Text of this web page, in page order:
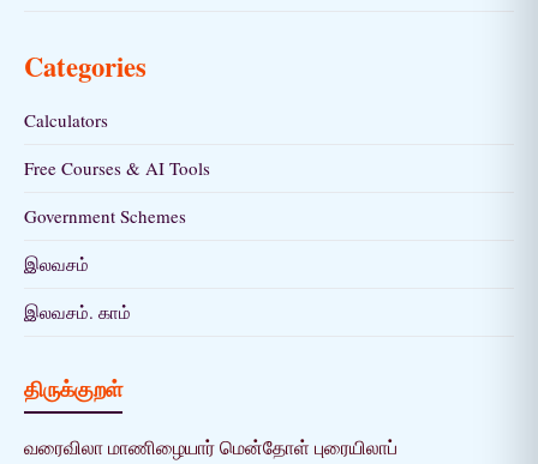
Categories
Calculators
Free Courses & AI Tools
Government Schemes
இலவசம்
இலவசம். காம்
திருக்குறள்
வரைவிலா மாணிழையார் மென்தோள் புரையிலாப்